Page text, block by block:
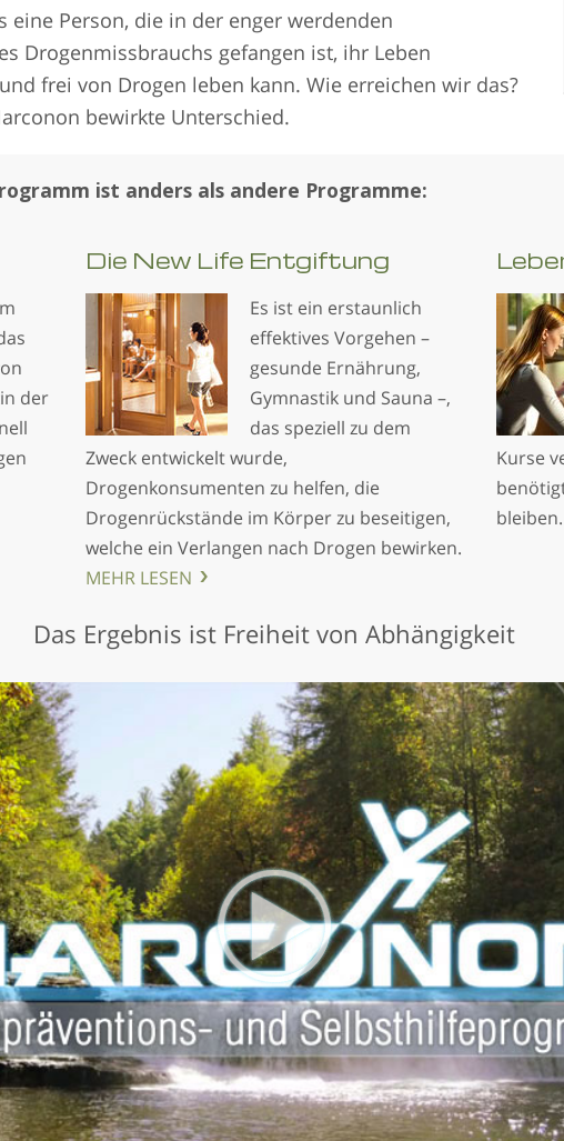
eine Person, die in der enger werdenden
Drogenmissbrauchs gefangen ist, ihr Leben
frei von Drogen leben kann. Wie erreichen wir das?
bewirkte Unterschied.
ist anders als andere Programme:
Die New Life Entgiftung
der
Es ist ein erstaunlich
effektives Vorgehen –
gesunde Ernährung,
Gymnastik und Sauna –,
das speziell zu dem
Zweck entwickelt wurde,
Drogenkonsumenten zu helfen, die
Drogenrückstände im Körper zu beseitigen,
welche ein Verlangen nach Drogen bewirken.
MEHR LESEN
Kurse
bleiben.
Das Ergebnis ist Freiheit von Abhängigkeit